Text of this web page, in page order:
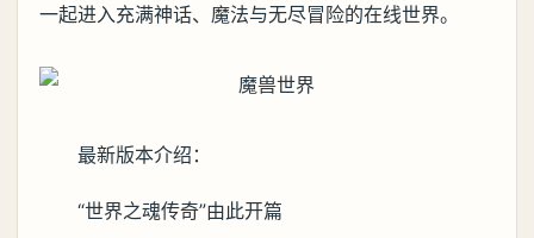
一起进入充满神话、魔法与无尽冒险的在线世界。
最新版本介绍：
“世界之魂传奇”由此开篇